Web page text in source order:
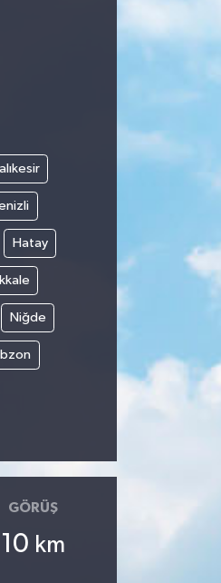
Hatay
Niğde
GÖRÜŞ
10 km